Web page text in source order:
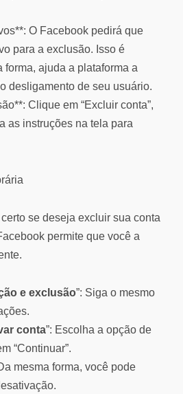
O Facebook pedirá que
para a exclusão. Isso é
forma, ajuda a plataforma a
desligamento de seu usuário.
Clique em “Excluir conta”,
as instruções na tela para
se deseja excluir sua conta
permite que você a
e exclusão”: Siga o mesmo
conta”: Escolha a opção de
“Continuar”.
mesma forma, você pode